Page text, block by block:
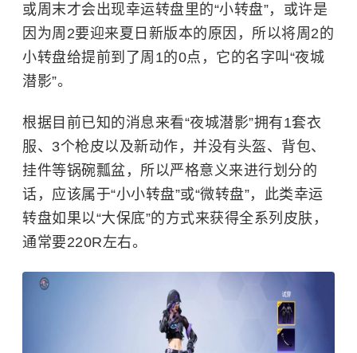
或周末才会出现幸运转盘里的“小转盘”，或许是
因为周2要迎来夏日新版本的原因，所以将周2的
小转盘给提前到了周1的0点，它的名字叫“夜城
潜影”。
根据目前已知的消息来看“夜城潜影”拥有1套衣
服、3个枪皮以及新动作，并没有头盔、背包、
挂件等锅碗瓢盆，所以严格意义来进行划分的
话，应该属于“小小转盘”或“微转盘”，此类幸运
转盘如果以“大保底”的方式来获得全系列皮肤，
通常要220R左右。